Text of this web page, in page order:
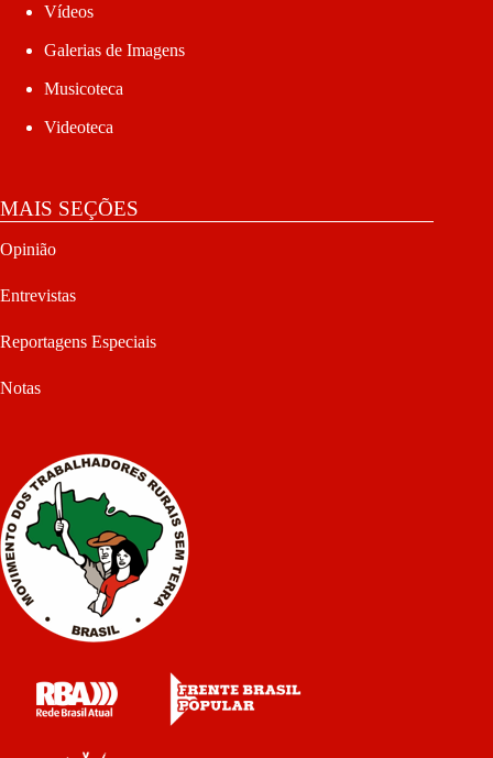
Vídeos
Galerias de Imagens
Musicoteca
Videoteca
MAIS SEÇÕES
Opinião
Entrevistas
Reportagens Especiais
Notas